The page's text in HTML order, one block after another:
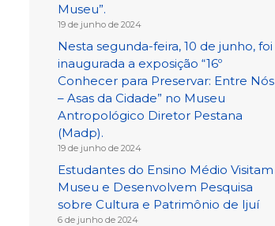
Museu”.
19 de junho de 2024
Nesta segunda-feira, 10 de junho, foi
inaugurada a exposição “16º
Conhecer para Preservar: Entre Nós
– Asas da Cidade” no Museu
Antropológico Diretor Pestana
(Madp).
19 de junho de 2024
Estudantes do Ensino Médio Visitam
Museu e Desenvolvem Pesquisa
sobre Cultura e Patrimônio de Ijuí
6 de junho de 2024